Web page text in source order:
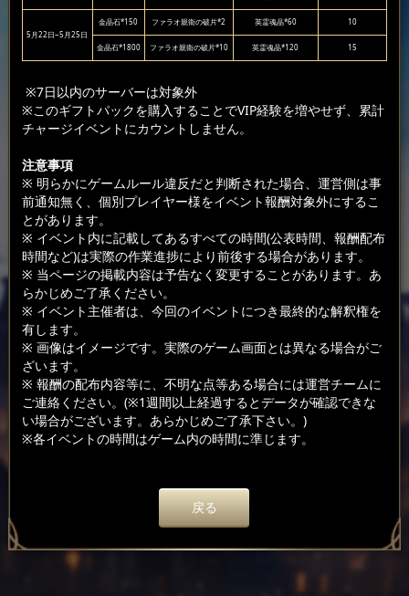
5月22日~5月25日
金晶石*150 ファラオ親衛の破片*2 英霊魂晶*60 10
金晶石*1800 ファラオ親衛の破片*10 英霊魂晶*120 15
※7日以内のサーバーは対象外
※このギフトパックを購入することでVIP経験を増やせず、累計
チャージイベントにカウントしません。
注意事項
※ 明らかにゲームルール違反だと判断された場合、運営側は事
前通知無く、個別プレイヤー様をイベント報酬対象外にするこ
とがあります。
※ イベント内に記載してあるすべての時間(公表時間、報酬配布
時間など)は実際の作業進捗により前後する場合があります。
※ 当ページの掲載内容は予告なく変更することがあります。あ
らかじめご了承ください。
※ イベント主催者は、今回のイベントにつき最終的な解釈権を
有します。
※ 画像はイメージです。実際のゲーム画面とは異なる場合がご
ざいます。
※ 報酬の配布内容等に、不明な点等ある場合には運営チームに
ご連絡ください。(※1週間以上経過するとデータが確認できな
い場合がございます。あらかじめご了承下さい。)
※各イベントの時間はゲーム内の時間に準じます。
戻る